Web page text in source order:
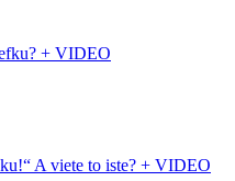
+ VIDEO
A viete to iste? + VIDEO